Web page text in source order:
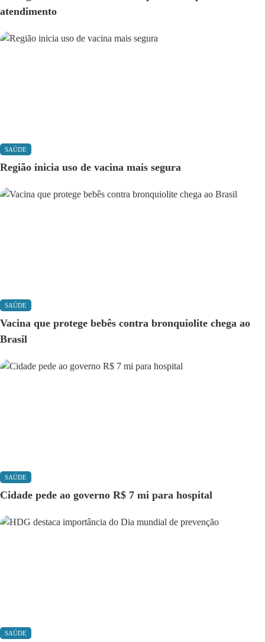
atendimento
SAÚDE
Região inicia uso de vacina mais segura
SAÚDE
Vacina que protege bebês contra bronquiolite chega ao
Brasil
SAÚDE
Cidade pede ao governo R$ 7 mi para hospital
SAÚDE